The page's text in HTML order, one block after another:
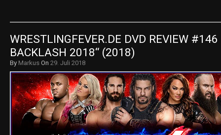
WRESTLINGFEVER.DE DVD REVIEW #146
BACKLASH 2018“ (2018)
By Markus On 29. Juli 2018